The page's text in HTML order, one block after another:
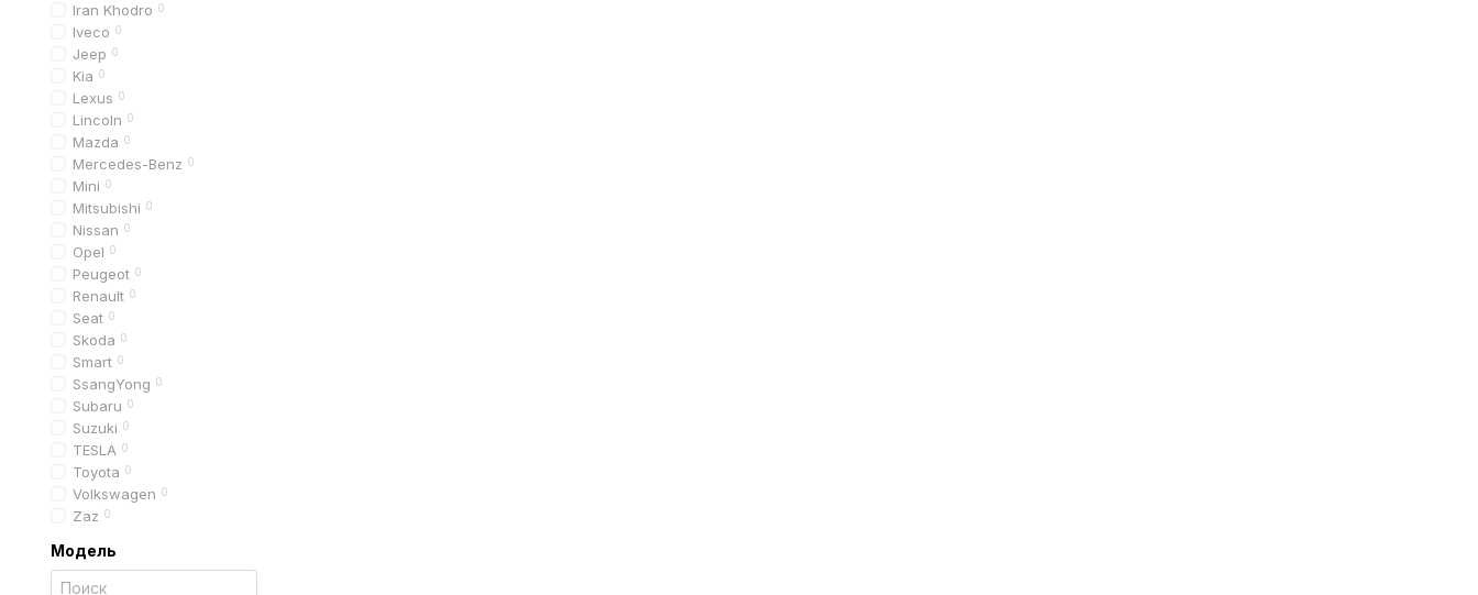
Iran Khodro 0
Iveco 0
Jeep 0
Kia 0
Lexus 0
Lincoln 0
Mazda 0
Mercedes-Benz 0
Mini 0
Mitsubishi 0
Nissan 0
Opel 0
Peugeot 0
Renault 0
Seat 0
Skoda 0
Smart 0
SsangYong 0
Subaru 0
Suzuki 0
TESLA 0
Toyota 0
Volkswagen 0
Zaz 0
Модель